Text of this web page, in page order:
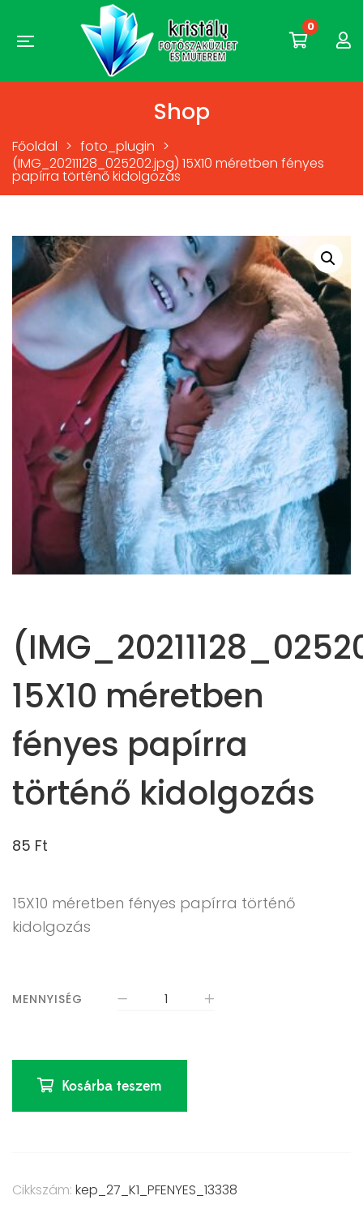
0
Shop
Főoldal > foto_plugin >
(IMG_20211128_025202.jpg) 15X10 méretben fényes
papírra történő kidolgozás
15X10 méretben
fényes papírra
történő kidolgozás
85 Ft
15X10 méretben fényes papírra történő
kidolgozás
MENNYISÉG
Kosárba teszem
Cikkszám: kep_27_K1_PFENYES_13338